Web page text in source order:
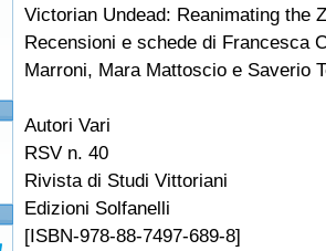
Victorian Undead: Reanimating the
Recensioni e schede di Francesca
Marroni, Mara Mattoscio e Saverio
Autori Vari
RSV n. 40
Rivista di Studi Vittoriani
Edizioni Solfanelli
[ISBN-978-88-7497-689-8]